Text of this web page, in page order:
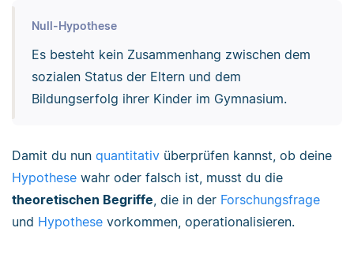
Null-Hypothese
Es besteht kein Zusammenhang zwischen dem
sozialen Status der Eltern und dem
Bildungserfolg ihrer Kinder im Gymnasium.
Damit du nun quantitativ überprüfen kannst, ob deine
Hypothese wahr oder falsch ist, musst du die
theoretischen Begriffe, die in der Forschungsfrage
und Hypothese vorkommen, operationalisieren.